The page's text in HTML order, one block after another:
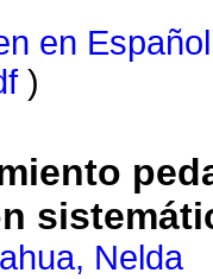
en Español
)
Nelda